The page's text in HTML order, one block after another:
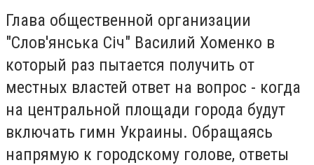
Глава общественной организации
"Слов'янська Січ" Василий Хоменко в
который раз пытается получить от
местных властей ответ на вопрос - когда
на центральной площади города будут
включать гимн Украины. Обращаясь
напрямую к городскому голове, ответы